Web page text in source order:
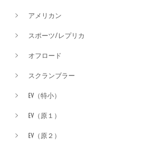
アメリカン
スポーツ/レプリカ
オフロード
スクランブラー
EV（特小）
EV（原１）
EV（原２）